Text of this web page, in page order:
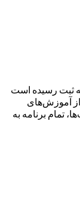
ثبت رسیده است
آموزش‌های
تمام برنامه به